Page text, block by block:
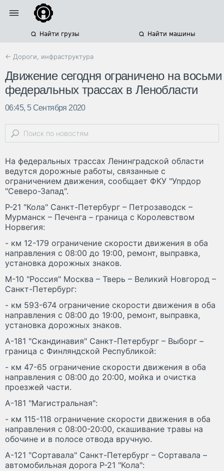
Найти грузы Найти машины
← Дороги, инфраструктура
Движение сегодня ограничено на восьми
федеральных трассах в Ленобласти
06:45, 5 Сентября 2020
На федеральных трассах Ленинградской области
ведутся дорожные работы, связанные с
ограничением движения, сообщает ФКУ "Упрдор
"Северо-Запад".
Р-21 "Кола" Санкт-Петербург – Петрозаводск –
Мурманск – Печенга – граница с Королевством
Норвегия:
- км 12-179 ограничение скорости движения в оба
направления с 08:00 до 19:00, ремонт, выправка,
установка дорожных знаков.
М-10 "Россия" Москва – Тверь – Великий Новгород –
Санкт-Петербург:
- км 593-674 ограничение скорости движения в оба
направления с 08:00 до 19:00, ремонт, выправка,
установка дорожных знаков.
А-181 "Скандинавия" Санкт-Петербург – Выборг –
граница с Финляндской Республикой:
- км 47-65 ограничение скорости движения в оба
направления с 08:00 до 20:00, мойка и очистка
проезжей части.
А-181 "Магистральная":
- км 115-118 ограничение скорости движения в оба
направления с 08:00-20:00, скашивание травы на
обочине и в полосе отвода вручную.
А-121 "Сортавала" Санкт-Петербург – Сортавала –
автомобильная дорога Р-21 "Кола":